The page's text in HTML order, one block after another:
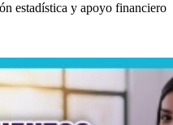
estadística y apoyo financiero